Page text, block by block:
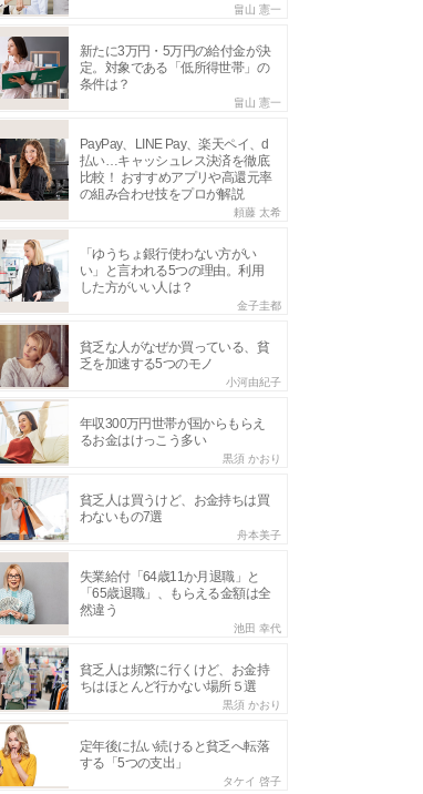
畠山 憲一
新たに3万円・5万円の給付金が決
定。対象である「低所得世帯」の
条件は？
畠山 憲一
PayPay、LINE Pay、楽天ペイ、d
払い…キャッシュレス決済を徹底
比較！ おすすめアプリや高還元率
の組み合わせ技をプロが解説
頼藤 太希
「ゆうちょ銀行使わない方がい
い」と言われる5つの理由。利用
した方がいい人は？
金子圭都
貧乏な人がなぜか買っている、貧
乏を加速する5つのモノ
小河由紀子
年収300万円世帯が国からもらえ
るお金はけっこう多い
黒須 かおり
貧乏人は買うけど、お金持ちは買
わないもの7選
舟本美子
失業給付「64歳11か月退職」と
「65歳退職」、もらえる金額は全
然違う
池田 幸代
貧乏人は頻繁に行くけど、お金持
ちはほとんど行かない場所５選
黒須 かおり
定年後に払い続けると貧乏へ転落
する「5つの支出」
タケイ 啓子